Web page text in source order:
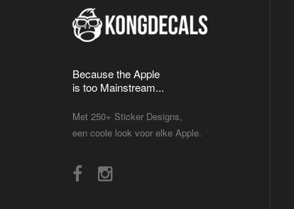
Because the Apple
is too Mainstream...
Met 250+ Sticker Designs,
een coole look voor elke Apple.